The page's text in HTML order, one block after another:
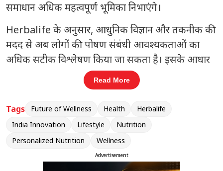
समाधान अधिक महत्वपूर्ण भूमिका निभाएंगे।
Herbalife के अनुसार, आधुनिक विज्ञान और तकनीक की
मदद से अब लोगों की पोषण संबंधी आवश्यकताओं का
अधिक सटीक विश्लेषण किया जा सकता है। इसके आधार
पर ऐसे न्यूट्रिशन प्लान तैयार किए जा सकते हैं, जो किसी
व्यक्ति के स्वास्थ्य लक्ष्य, उम्र, जीवनशैली और शरीर की
जरूरतों के अनुरूप हों। कंपनी का मानना है कि यह बदलाव
लोगों को बेहतर स्वास्थ्य, फिटनेस और दीर्घकालिक वेलनेस
संबंधित खबरें
Read More
Tags Future of Wellness Health
Herbalife
India Innovation
Lifestyle
Nutrition
Personalized Nutrition
Wellness
Advertisement